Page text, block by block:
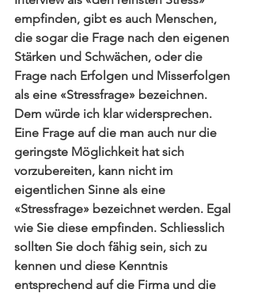
empfinden, gibt es auch Menschen,
die sogar die Frage nach den eigenen
Stärken und Schwächen, oder die
Frage nach Erfolgen und Misserfolgen
als eine «Stressfrage» bezeichnen.
Dem würde ich klar widersprechen.
Eine Frage auf die man auch nur die
geringste Möglichkeit hat sich
vorzubereiten, kann nicht im
eigentlichen Sinne als eine
«Stressfrage» bezeichnet werden. Egal
wie Sie diese empfinden. Schliesslich
sollten Sie doch fähig sein, sich zu
kennen und diese Kenntnis
entsprechend auf die Firma und die